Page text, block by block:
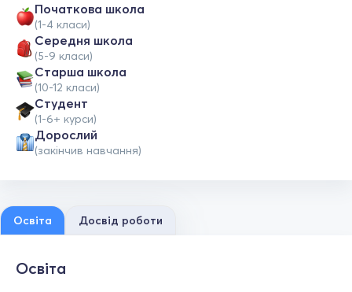
Початкова школа
(1-4 класи)
Середня школа
(5-9 класи)
Старша школа
(10-12 класи)
Студент
(1-6+ курси)
Дорослий
(закінчив навчання)
Освіта Досвід роботи
Освіта